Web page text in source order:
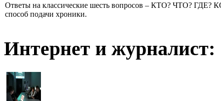
Ответы на классические шесть вопросов – КТО? ЧТО?
способ подачи хроники.
Интернет и журналист: